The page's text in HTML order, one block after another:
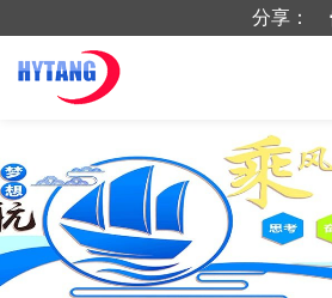
分享：